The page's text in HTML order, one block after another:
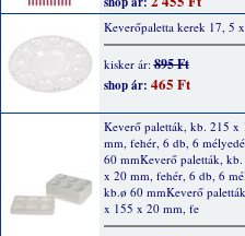
Keverőpaletta kerek 17, 5
kisker ár:895 Ft
shop ár: 465 Ft
Keverő paletták, kb. 215 x
mm, fehér, 6 db, 6
60 mmKeverő paletták,
x 20 mm, fehér, 6 db, 6
kb.ø 60 mmKeverő
x 155 x 20 mm, fe